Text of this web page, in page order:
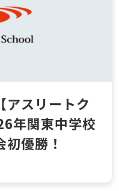
アスリートク
年関東中学校
優勝！